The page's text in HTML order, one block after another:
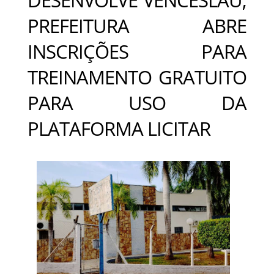
PREFEITURA ABRE
INSCRIÇÕES PARA
TREINAMENTO GRATUITO
PARA USO DA
PLATAFORMA LICITAR